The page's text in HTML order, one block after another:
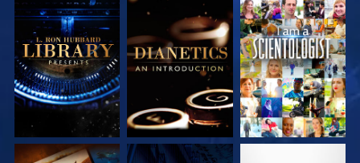
VERKEN DE SERIE VERKEN DE SERIE KIJK